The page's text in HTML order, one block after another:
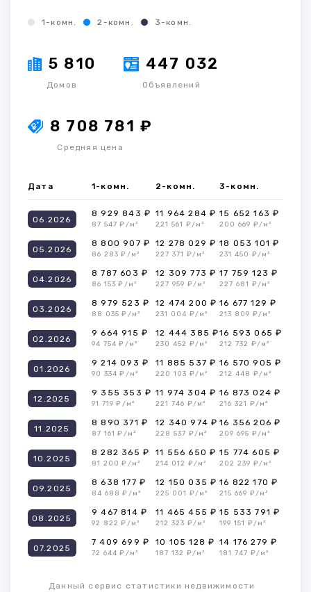
1-комн. 2-комн. 3-комн.
5 810
Домов
447 032
Объявлений
8 708 781 ₽
Средняя цена
Дата 1-комн. 2-комн. 3-комн.
06.2026
8 929 843 ₽
87 547 ₽/м²
11 964 284 ₽
221 561 ₽/м²
15 652 163 ₽
200 669 ₽/м²
05.2026
8 800 907 ₽
86 283 ₽/м²
12 278 029 ₽
227 371 ₽/м²
18 053 101 ₽
231 450 ₽/м²
04.2026
8 787 603 ₽
86 153 ₽/м²
12 309 773 ₽
227 959 ₽/м²
17 759 123 ₽
227 681 ₽/м²
03.2026
8 979 523 ₽
88 035 ₽/м²
12 474 200 ₽
231 004 ₽/м²
16 677 129 ₽
213 809 ₽/м²
02.2026
9 664 915 ₽
94 754 ₽/м²
12 444 385 ₽
230 452 ₽/м²
16 593 065 ₽
212 732 ₽/м²
01.2026
9 214 093 ₽
90 334 ₽/м²
11 885 537 ₽
220 103 ₽/м²
16 570 905 ₽
212 448 ₽/м²
12.2025
9 355 353 ₽
91 719 ₽/м²
11 974 304 ₽
221 746 ₽/м²
16 873 024 ₽
216 321 ₽/м²
11.2025
8 890 371 ₽
87 161 ₽/м²
12 340 974 ₽
228 537 ₽/м²
16 356 206 ₽
209 695 ₽/м²
10.2025
8 282 365 ₽
81 200 ₽/м²
11 556 650 ₽
214 012 ₽/м²
15 774 605 ₽
202 239 ₽/м²
09.2025
8 638 177 ₽
84 688 ₽/м²
12 150 035 ₽
225 001 ₽/м²
16 822 170 ₽
215 669 ₽/м²
08.2025
9 467 814 ₽
92 822 ₽/м²
11 465 455 ₽
212 323 ₽/м²
15 533 791 ₽
199 151 ₽/м²
07.2025
7 409 699 ₽
72 644 ₽/м²
10 105 128 ₽
187 132 ₽/м²
14 176 279 ₽
181 747 ₽/м²
Данный сервис статистики недвижимости